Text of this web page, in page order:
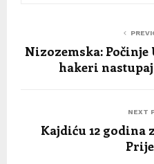
Nizozemska: Počinje
hakeri
NEXT
Kajdiću 12 godina